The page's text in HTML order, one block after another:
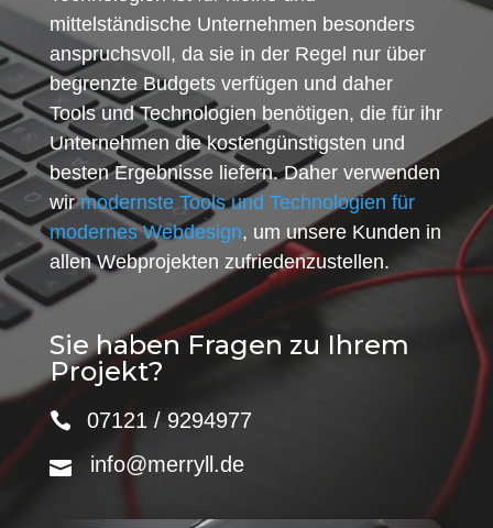
mittelständische Unternehmen besonders
anspruchsvoll, da sie in der Regel nur über
begrenzte Budgets verfügen und daher
Tools und Technologien benötigen, die für ihr
Unternehmen die kostengünstigsten und
besten Ergebnisse liefern. Daher verwenden
wirmodernste Tools und Technologien für
modernes Webdesign, um unsere Kunden in
allen Webprojekten zufriedenzustellen.
Sie haben Fragen zu Ihrem
Projekt?
07121 / 9294977
info@merryll.de